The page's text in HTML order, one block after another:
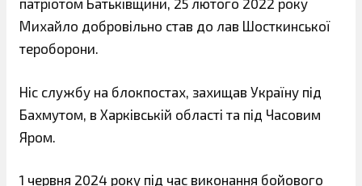
патріотом Батьківщини, 25 лютого 2022 року
Михайло добровільно став до лав Шосткинської
тероборони.
Ніс службу на блокпостах, захищав Україну під
Бахмутом, в Харківській області та під Часовим
Яром.
1 червня 2024 року під час виконання бойового